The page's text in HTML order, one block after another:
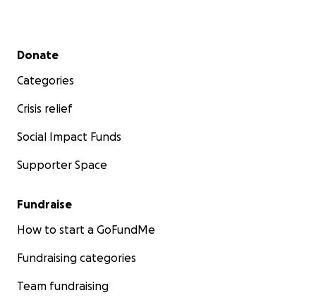
Secondary menu
Donate
Categories
Crisis relief
Social Impact Funds
Supporter Space
Fundraise
How to start a GoFundMe
Fundraising categories
Team fundraising